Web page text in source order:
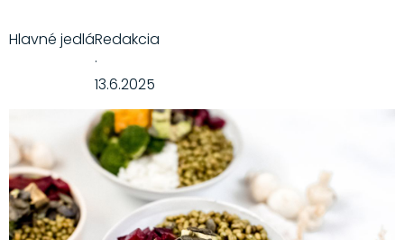
Hlavné jedláRedakcia
·
13.6.2025